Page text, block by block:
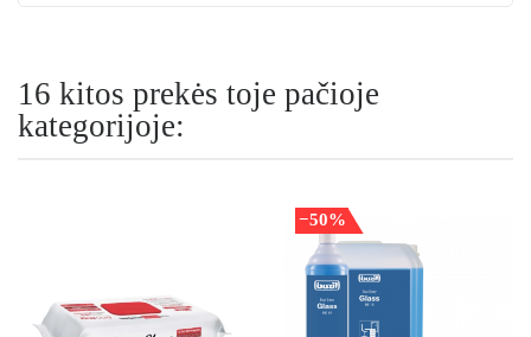
16 kitos prekės toje pačioje
kategorijoje:
−50%